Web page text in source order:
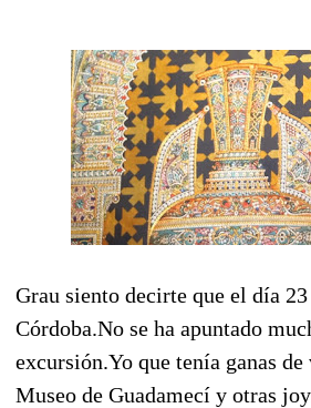
Grau siento decirte que el día
Córdoba.No se ha apuntado
excursión.Yo que tenía ganas
Museo de Guadamecí y otras